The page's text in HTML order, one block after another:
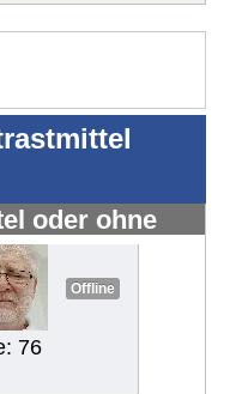
oder ohne
Offline
76